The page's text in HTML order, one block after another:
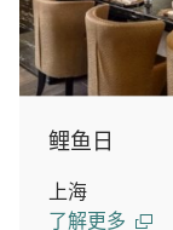
鲤鱼日
上海
了解更多